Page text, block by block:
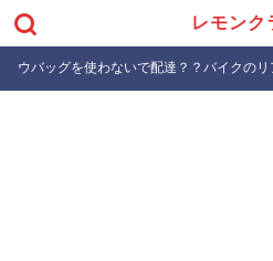
レモンク
ウバッグを使わないで配達？？バイクの